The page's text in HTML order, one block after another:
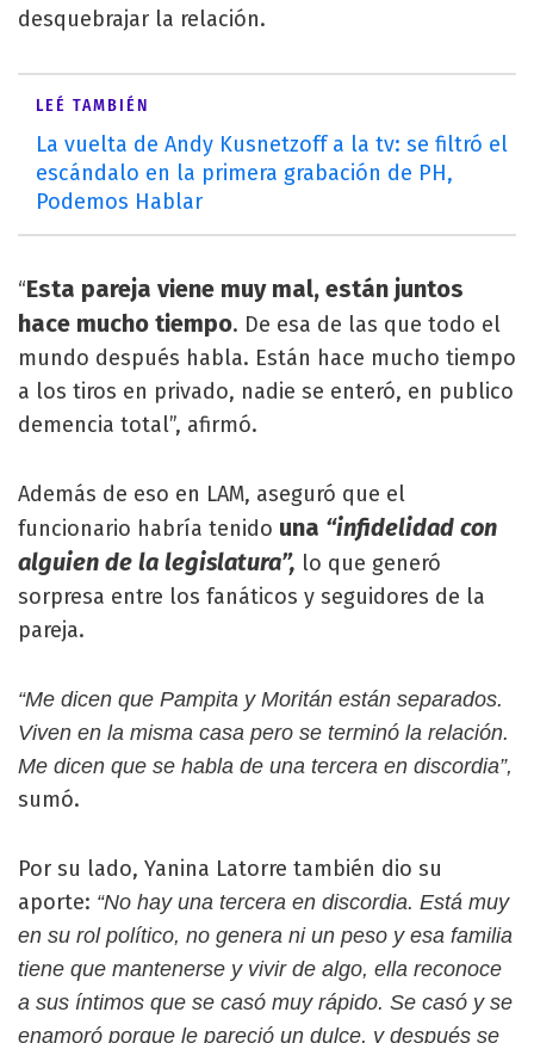
desquebrajar la relación.
LEÉ TAMBIÉN
La vuelta de Andy Kusnetzoff a la tv: se filtró el
escándalo en la primera grabación de PH,
Podemos Hablar
“Esta pareja viene muy mal, están juntos
hace mucho tiempo. De esa de las que todo el
mundo después habla. Están hace mucho tiempo
a los tiros en privado, nadie se enteró, en publico
demencia total”, afirmó.
Además de eso en LAM, aseguró que el
funcionario habría tenido una “infidelidad con
alguien de la legislatura”, lo que generó
sorpresa entre los fanáticos y seguidores de la
pareja.
“Me dicen que Pampita y Moritán están separados.
Viven en la misma casa pero se terminó la relación.
Me dicen que se habla de una tercera en discordia”,
sumó.
Por su lado, Yanina Latorre también dio su
aporte: “No hay una tercera en discordia. Está muy
en su rol político, no genera ni un peso y esa familia
tiene que mantenerse y vivir de algo, ella reconoce
a sus íntimos que se casó muy rápido. Se casó y se
enamoró porque le pareció un dulce, y después se